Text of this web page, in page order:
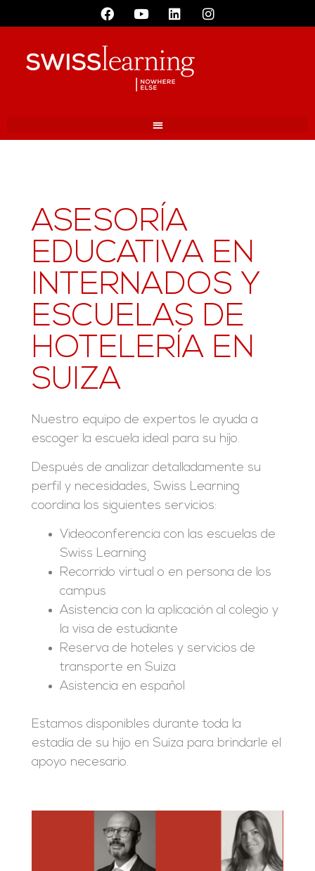
ASESORÍA
EDUCATIVA EN
INTERNADOS Y
ESCUELAS DE
HOTELERÍA EN
SUIZA
Nuestro equipo de expertos le ayuda a
escoger la escuela ideal para su hijo.
Después de analizar detalladamente su
perfil y necesidades, Swiss Learning
coordina los siguientes servicios:
Videoconferencia con las escuelas de
Swiss Learning
Recorrido virtual o en persona de los
campus
Asistencia con la aplicación al colegio y
la visa de estudiante
Reserva de hoteles y servicios de
transporte en Suiza
Asistencia en español
Estamos disponibles durante toda la
estadía de su hijo en Suiza para brindarle el
apoyo necesario.